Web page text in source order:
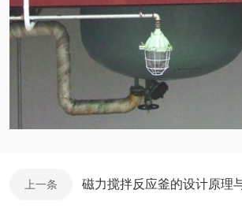
上一条 磁力搅拌反应釜的设计原理